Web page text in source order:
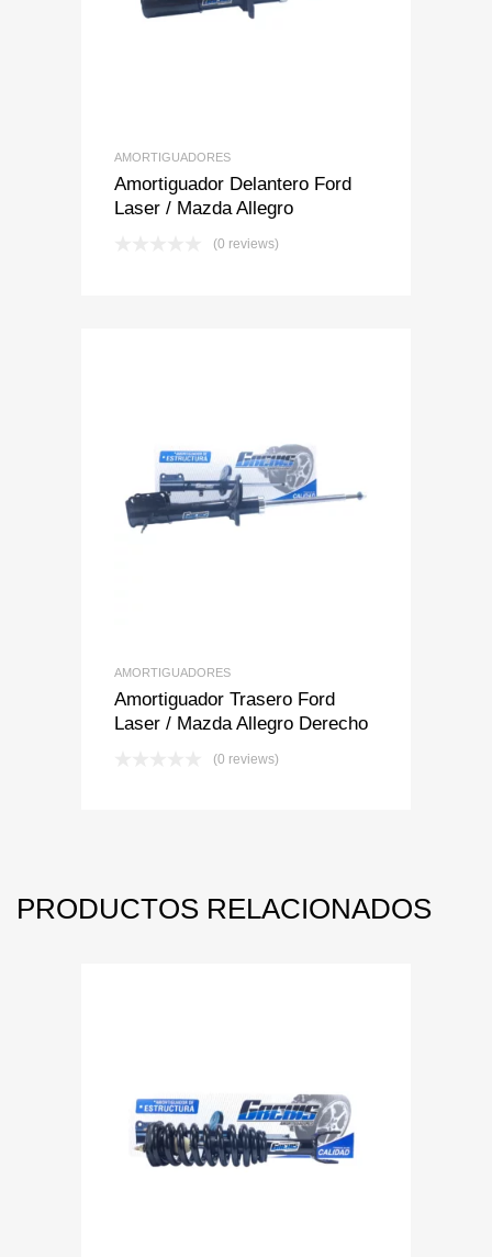
AMORTIGUADORES
Amortiguador Delantero Ford
Laser / Mazda Allegro
(0 reviews)
Add to Wishlist
Add to Compare
AMORTIGUADORES
Amortiguador Trasero Ford
Laser / Mazda Allegro Derecho
(0 reviews)
PRODUCTOS RELACIONADOS
Add to Wishlist
Add to Compare